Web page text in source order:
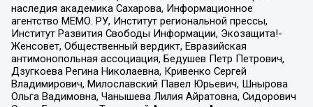
наследия академика Сахарова, Информационное
агентство МЕМО. РУ, Институт региональной прессы,
Институт Развития Свободы Информации, Экозащита!-
Женсовет, Общественный вердикт, Евразийская
антимонопольная ассоциация, Бедушев Петр Петрович,
Дзугкоева Регина Николаевна, Кривенко Сергей
Владимирович, Милославский Павел Юрьевич, Шнырова
Ольга Вадимовна, Чанышева Лилия Айратовна, Сидорович